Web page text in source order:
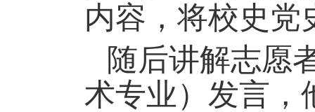
内容，将校史党
随后讲解志愿
术专业）发言，